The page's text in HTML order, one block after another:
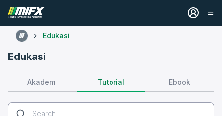
Edukasi
Edukasi
Akademi Tutorial Ebook